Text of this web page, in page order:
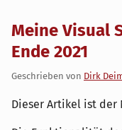
Meine Visual
Ende 2021
Geschrieben von Dirk
Dieser Artikel ist der